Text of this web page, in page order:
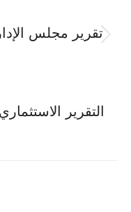
navigation